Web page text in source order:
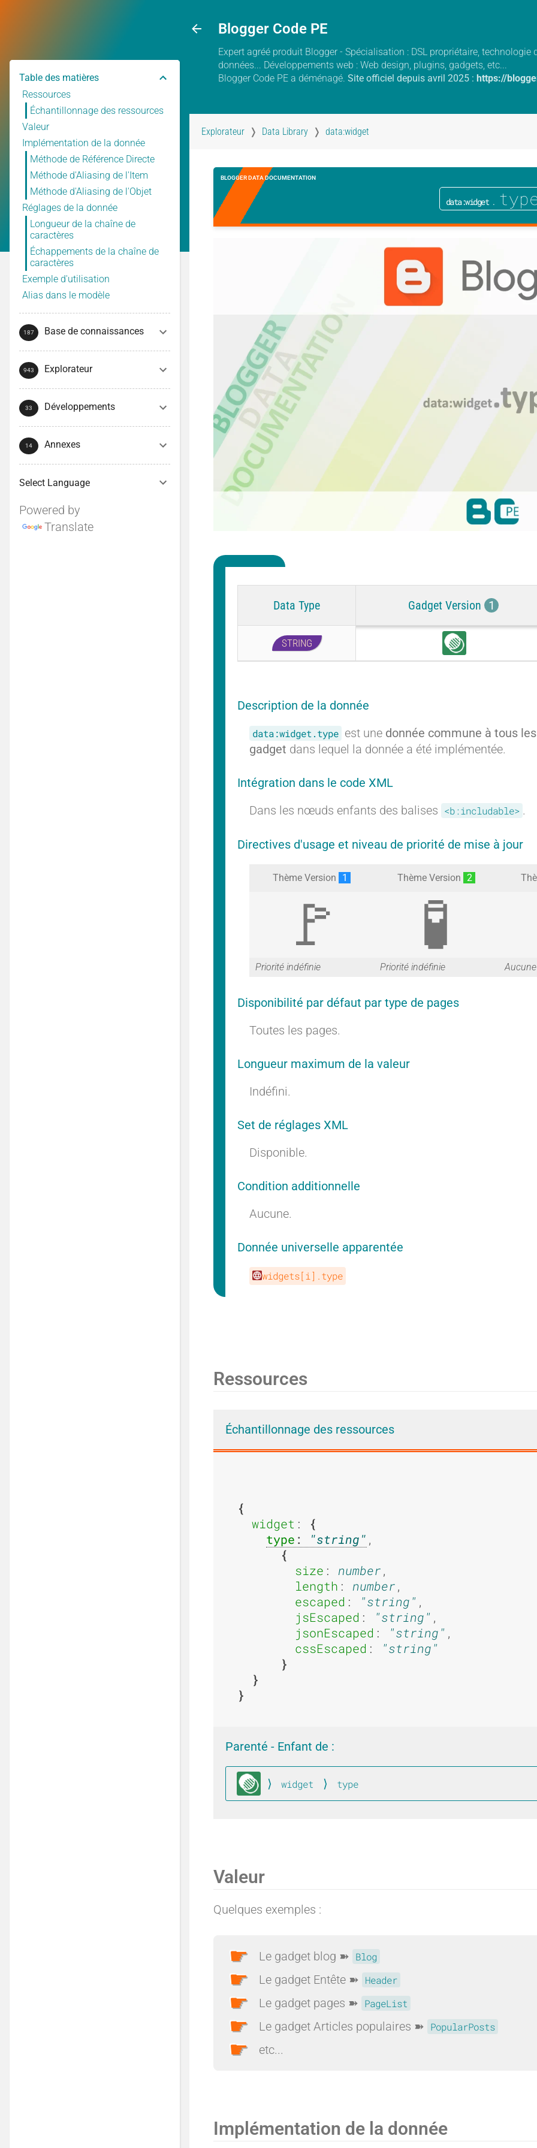
Blogger Code PE
Expert agréé produit Blogger - Spécialisation : DSL propriétaire,
données... Développements web : Web design, plugins, gadgets, etc...
Blogger Code PE a déménagé. Site officiel depuis avril 2025 : https://
Explorateur Data Library data:widget
data:widget
BLOGGER DATA DOCUMENTATION
Data Type Gadget Version 1
STRING
o
Description de la donnée
data:widget.type est une donnée commune à tous
gadget dans lequel la donnée a été implémentée.
Intégration dans le code XML
Dans les nœuds enfants des balises <b:includable> .
Directives d'usage et niveau de priorité de mise à jour
Thème Version 1
G
a
r
a
n
t
i
e
d
'
u
a
e
:
A
Priorité indéfinie
Thème Version 2
G
e
u
a
E
Priorité indéfinie
Disponibilité par défaut par type de pages
Toutes les pages.
Longueur maximum de la valeur
Indéfini.
Set de réglages XML
Disponible.
Condition additionnelle
Aucune.
Donnée universelle apparentée
widgets[i].type
Ressources
Échantillonnage des ressources
widget :
type : string
,
size : number,
length : number,
escaped : string
,
jsEscaped : string
,
jsonEscaped : string
,
cssEscaped : string
Parenté - Enfant de :
Common
widget type
Valeur
Quelques exemples :
Le gadget blog ➽ Blog
Le gadget Entête ➽ Header
Le gadget pages ➽ PageList
Le gadget Articles populaires ➽ PopularPosts
etc...
Implémentation de la donnée
Table des matières
Ressources
Échantillonnage des ressources
Valeur
Implémentation de la donnée
Méthode de Référence Directe
Méthode d'Aliasing de l'Item
Méthode d'Aliasing de l'Objet
Réglages de la donnée
Longueur de la chaîne de
caractères
Échappements de la chaîne de
caractères
Exemple d'utilisation
Alias dans le modèle
Base de connaissances
Explorateur
Développements
Annexes
Powered by
Translate